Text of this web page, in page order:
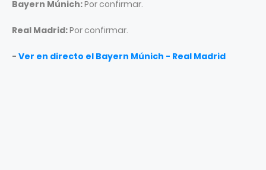
Bayern Múnich:Por confirmar.
Real Madrid:Por confirmar.
- Ver en directo el Bayern Múnich - Real Madrid